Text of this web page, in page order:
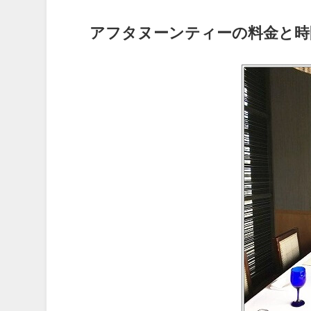
アフタヌーンティーの料金と